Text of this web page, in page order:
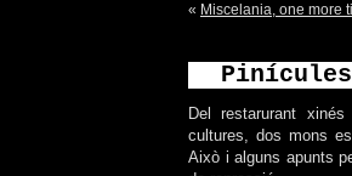
« Miscelania, one more
Del restarurant
cultures, dos mons
Això i alguns apunts